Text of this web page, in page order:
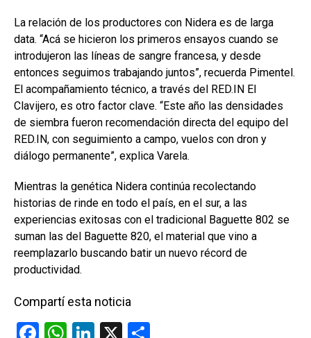
La relación de los productores con Nidera es de larga
data. “Acá se hicieron los primeros ensayos cuando se
introdujeron las líneas de sangre francesa, y desde
entonces seguimos trabajando juntos”, recuerda Pimentel.
El acompañamiento técnico, a través del RED.IN El
Clavijero, es otro factor clave. “Este año las densidades
de siembra fueron recomendación directa del equipo del
RED.IN, con seguimiento a campo, vuelos con dron y
diálogo permanente”, explica Varela.
Mientras la genética Nidera continúa recolectando
historias de rinde en todo el país, en el sur, a las
experiencias exitosas con el tradicional Baguette 802 se
suman las del Baguette 820, el material que vino a
reemplazarlo buscando batir un nuevo récord de
productividad.
Compartí esta noticia